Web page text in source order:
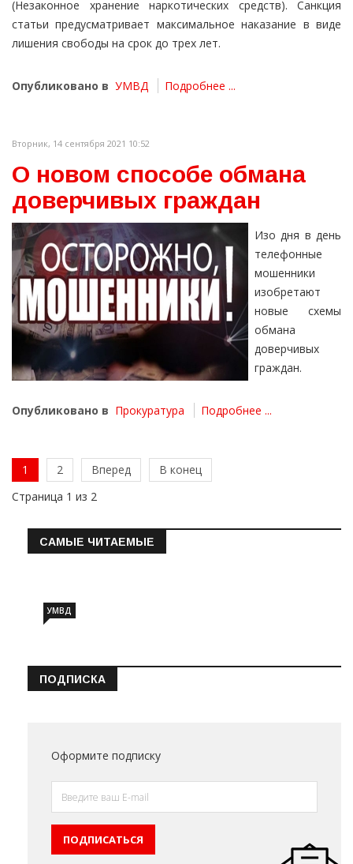
(Незаконное хранение наркотических средств). Санкция
статьи предусматривает максимальное наказание в виде
лишения свободы на срок до трех лет.
Опубликовано в УМВД Подробнее ...
Вторник, 14 сентября 2021 10:52
О новом способе обмана
доверчивых граждан
Изо дня в день
телефонные
мошенники
изобретают
новые схемы
обмана
доверчивых
граждан.
Опубликовано в Прокуратура Подробнее ...
1 2 Вперед
В конец
Страница 1 из 2
САМЫЕ ЧИТАЕМЫЕ
УМВД
ПОДПИСКА
Оформите подписку